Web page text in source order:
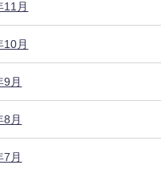
11月
10月
9月
8月
7月